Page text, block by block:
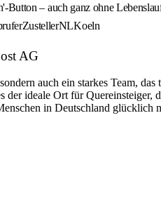
Button – auch ganz ohne
AG
auch ein starkes Team,
ideale Ort für
in Deutschland glücklich